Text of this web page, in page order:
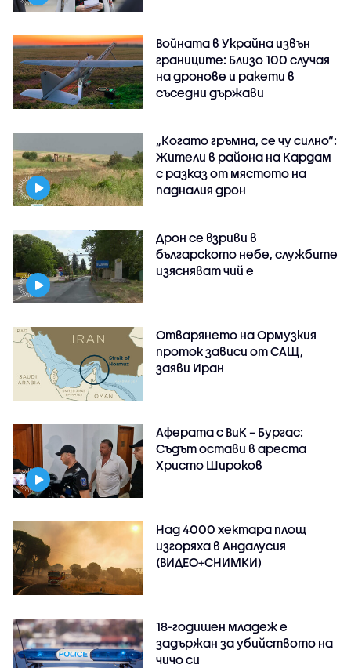
Войната в Украйна извън
границите: Близо 100 случая
на дронове и ракети в
съседни държави
„Когато гръмна, се чу силно“:
Жители в района на Кардам
с разказ от мястото на
падналия дрон
Дрон се взриви в
българското небе, службите
изясняват чий е
Отварянето на Ормузкия
проток зависи от САЩ,
заяви Иран
Аферата с ВиК – Бургас:
Съдът остави в ареста
Христо Широков
Над 4000 хектара площ
изгоряха в Андалусия
(ВИДЕО+СНИМКИ)
18-годишен младеж е
задържан за убийството на
чичо си